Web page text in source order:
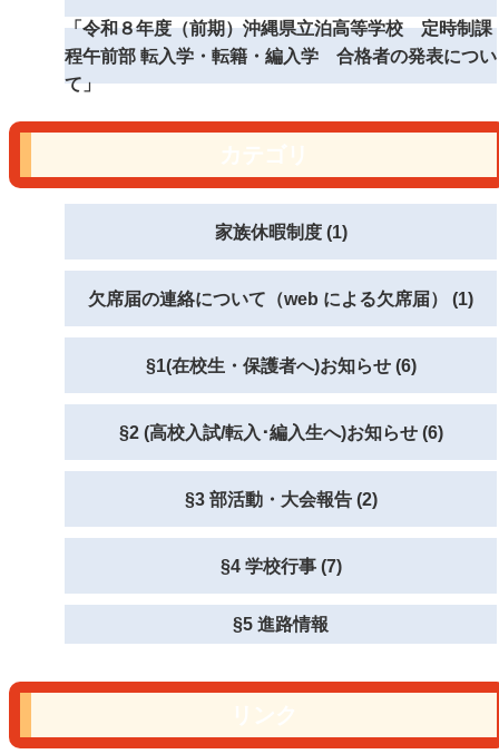
「令和８年度（前期）沖縄県立泊高等学校 定時制課
程午前部 転入学・転籍・編入学 合格者の発表につい
て」
家族休暇制度 (1)
欠席届の連絡について（web による欠席届） (1)
§1(在校生・保護者へ)お知らせ (6)
§2 (高校入試/転入･編入生へ)お知らせ (6)
§3 部活動・大会報告 (2)
§4 学校行事 (7)
§5 進路情報